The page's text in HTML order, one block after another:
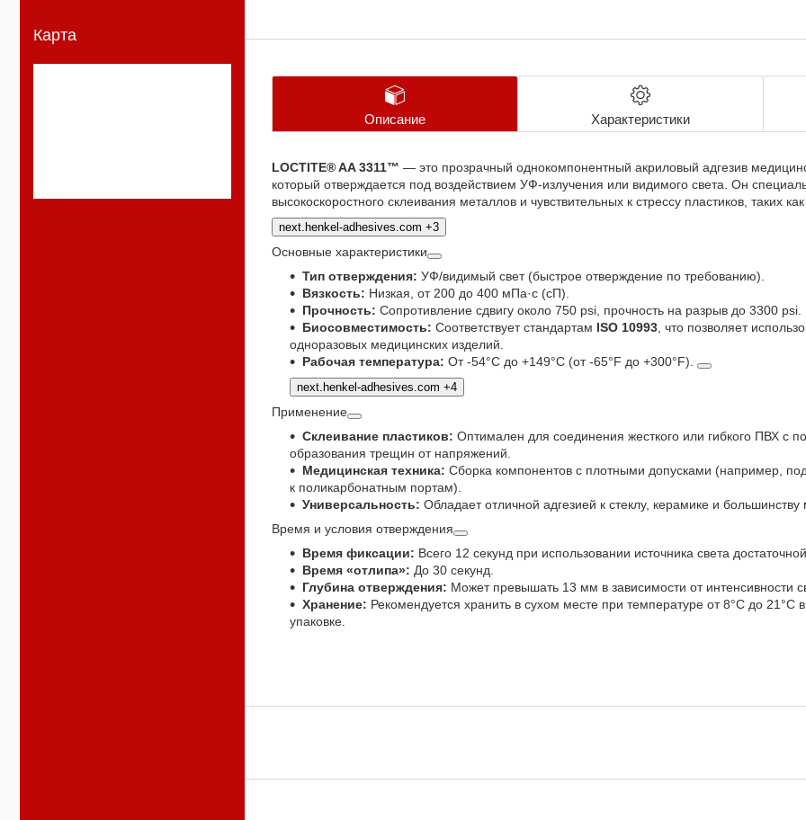
Описание Характеристики
LOCTITE® AA 3311™ — это прозрачный однокомпонентный акриловый адгезив
который отверждается под воздействием УФ-излучения или видимого света. Он
высокоскоростного склеивания металлов и чувствительных к стрессу пластиков, таких
next.henkel-adhesives.com +3
Основные характеристики
Тип отверждения: УФ/видимый свет (быстрое отверждение по требованию).
Вязкость: Низкая, от 200 до 400 мПа·с (сП).
Прочность: Сопротивление сдвигу около 750 psi, прочность на разрыв до 3300 psi.
Биосовместимость: Соответствует стандартам ISO 10993, что позволяет
одноразовых медицинских изделий.
Рабочая температура: От -54°C до +149°C (от -65°F до +300°F).
next.henkel-adhesives.com +4
Применение
Склеивание пластиков: Оптимален для соединения жесткого или гибкого ПВХ с
образования трещин от напряжений.
Медицинская техника: Сборка компонентов с плотными допусками (например,
к поликарбонатным портам).
Универсальность: Обладает отличной адгезией к стеклу, керамике и
Время и условия отверждения
Время фиксации: Всего 12 секунд при использовании источника света
Время «отлипа»: До 30 секунд.
Глубина отверждения: Может превышать 13 мм в зависимости от интенсивности
Хранение: Рекомендуется хранить в сухом месте при температуре от 8°C до 21°C
упаковке.
Карта